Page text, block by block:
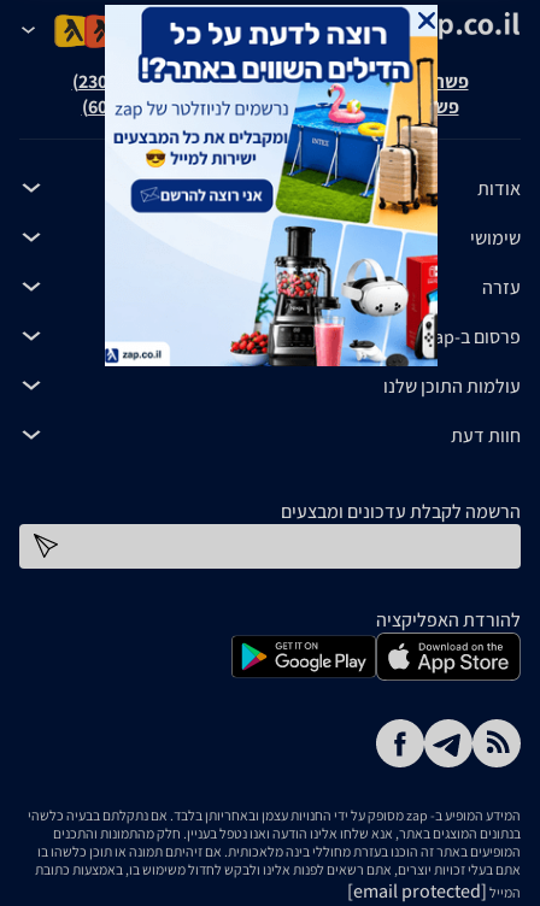
פשרה בת"צ אבנצ'יק נ' זאפ גרופ (ת"צ 23008-08-20)
פשרה בת"צ כהנים נ' זאפ גרופ (ת"צ 60371-12-19)
אודות
שימושי
עזרה
פרסום ב-zap
עולמות התוכן שלנו
חוות דעת
הרשמה לקבלת עדכונים ומבצעים
להורדת האפליקציה
המידע המופיע ב- zap מסופק על ידי החנויות עצמן ובאחריותן בלבד. אם נתקלתם בבעיה כלשהי
בנתונים המוצגים באתר, אנא שלחו אלינו הודעה ואנו נטפל בעניין. חלק מהתמונות והתכנים
המופיעים באתר זה הוכנו בעזרת מחוללי בינה מלאכותית. אם זיהיתם תמונה או תוכן כלשהו בו
אתם בעלי זכויות יוצרים, אתם רשאים לפנות אלינו ולבקש לחדול משימוש בו, באמצעות כתובת
המייל [email protected]